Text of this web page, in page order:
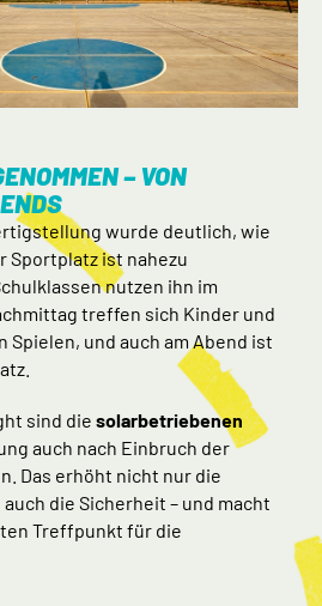
– VON
wurde deutlich, wie
Sportplatz ist nahezu
nutzen ihn im
treffen sich Kinder und
und auch am Abend ist
sind die solarbetriebenen
auch nach Einbruch der
Das erhöht nicht nur die
die Sicherheit – und macht
Treffpunkt für die